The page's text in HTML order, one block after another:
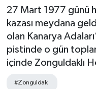
27 Mart 1977 günü
kazası meydana
olan Kanarya
pistinde o gün
içinde Zonguldaklı
#Zonguldak
Gökçebey
GÜNDEM
Kilimli
Süper Lig Puan
Tüm Manşetler
Son Dakika